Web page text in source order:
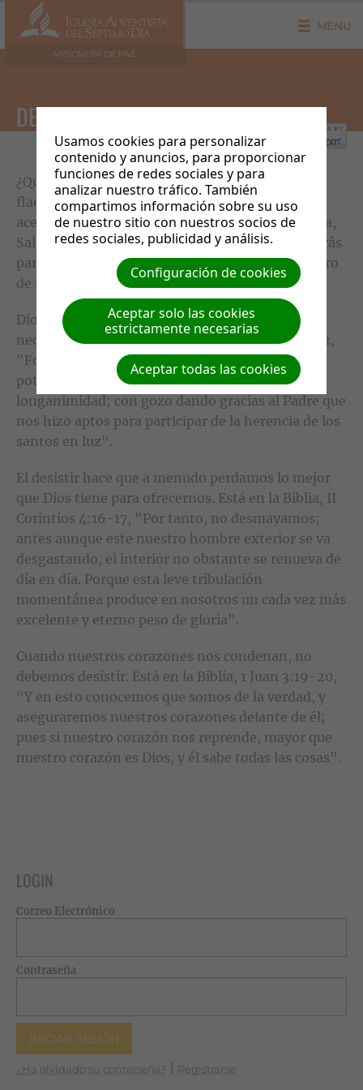
MENU
MISIONERA DE PAZ
DESISTIR
¿Qué debemos hacer cuando sentimos que
flaqueamos? Debemos ser honestos con Dios
acerca de nuestros sentimientos. Está en la Biblia,
Salmo 13:1, "¿Hasta cuándo, Jehová? ¿Me olvidarás
para siempre? ¿Hasta cuándo esconderás tu rostro
de mí?"
Dios nos ha prometido fortaleza cuando la
necesitemos. Está en la Biblia, Colosenses 1:11-12,
"Fortalecidos con todo poder, conforme a la
potencia de su gloria, para toda paciencia y
longanimidad; con gozo dando gracias al Padre que
nos hizo aptos para participar de la herencia de los
santos en luz".
El desistir hace que a menudo perdamos lo mejor
que Dios tiene para ofrecernos. Está en la Biblia, II
Corintios 4:16-17, "Por tanto, no desmayamos;
antes aunque este nuestro hombre exterior se va
desgastando, el interior no obstante se renueva de
día en día. Porque esta leve tribulación
momentánea produce en nosotros un cada vez más
excelente y eterno peso de gloria".
Cuando nuestros corazones nos condenan, no
debemos desistir. Está en la Biblia, 1 Juan 3:19-20,
"Y en esto conocemos que somos de la verdad, y
aseguraremos nuestros corazones delante de él;
pues si nuestro corazón nos reprende, mayor que
nuestro corazón es Dios, y él sabe todas las cosas".
LOGIN
Correo Electrónico
Contraseña
¿Ha olvidado su contraseña? Registrarse
Usamos cookies para personalizar
contenido y anuncios, para proporcionar
funciones de redes sociales y para
analizar nuestro tráfico. También
compartimos información sobre su uso
de nuestro sitio con nuestros socios de
redes sociales, publicidad y análisis.
Configuración de cookies
Aceptar solo las cookies
estrictamente necesarias
Aceptar todas las cookies